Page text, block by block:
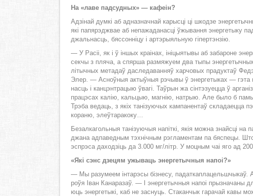
На «ла­ве пад­суд­ных» — ка­фе­ін?
Адзі­най дум­кі аб ад­на­знач­най ка­рыс­ці ці шко­дзе
які па­пя­рэдж­вае аб не­па­жа­да­нас­ці ўжы­ван­ня энер­ге­ты­ку
джаль­насць, бяс­сон­ні­цу і ар­тэ­рыя­льную гі­пер­тэн­зію.
— У Ра­сіі, як і ў ін­шых кра­і­нах, іні­цы­я­ты­вы аб за­ба­ро­не
сек­чы з пля­ча, а спяр­ша раз­мя­жу­ем два ты­пы
лі­тыч­ных ме­та­даў да­сле­да­ван­няў хар­чо­вых пра­дук­таў
Элер. — Асноў­ныя ак­тыў­ныя рэ­чы­вы ў энер­ге­ты­ках — гэ­та
насць і кан­цэнт­ра­цыю ўва­гі. Таў­рын жа сін­тэ­зу­ец­ца ў
пра­цэ­сах ка­лію, каль­цыю, маг­нію, на­трыю. Але бы­ло б
Трэ­ба ве­даць, з якіх та­ні­зу­ю­чых кам­па­не­нтаў скла­да­ец­ца
ко­ра­ню, элеў­та­ра­ко­ку…
Без­ал­ка­голь­ныя та­ні­зу­ю­чыя на­піт­кі, якія мож­на знай­сці
джа­на ад­па­вед­ным тэх­ніч­ным рэг­ла­мен­там па бяс­пе­цы.
эсп­рэ­са да­хо­дзіць да 3.000 мг/літр. У моц­ным чаі яго ад
«Які сэнс дзе­цям ужы­ваць энер­ге­тыч­ныя на­поі?»
— Мы ра­зу­ме­ем ін­та­рэ­сы біз­не­су,
роўя Іван Ка­на­ра­заў. — І энер­ге­тыч­ныя на­поі пры­зна­ча­ны
юць энер­ге­ты­кі, каб не за­снуць. Ста­кан­чык га­ра­чай ка­вы